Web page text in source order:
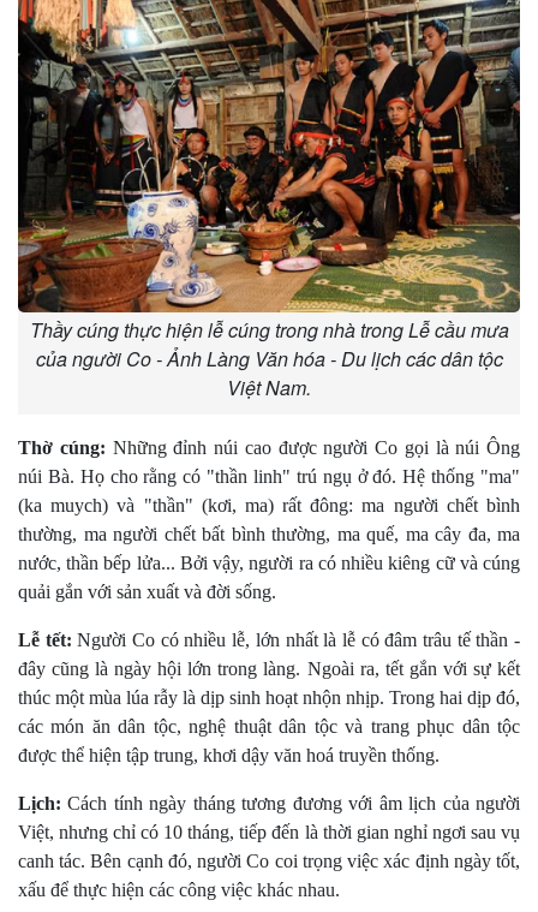
Thầy cúng thực hiện lễ cúng trong nhà trong Lễ cầu mưa
của người Co - Ảnh Làng Văn hóa - Du lịch các dân tộc
Việt Nam.
Thờ cúng: Những đỉnh núi cao được người Co gọi là núi Ông
núi Bà. Họ cho rằng có "thần linh" trú ngụ ở đó. Hệ thống "ma"
(ka muych) và "thần" (kơi, ma) rất đông: ma người chết bình
thường, ma người chết bất bình thường, ma quế, ma cây đa, ma
nước, thần bếp lửa... Bởi vậy, người ra có nhiều kiêng cữ và cúng
quải gắn với sản xuất và đời sống.
Lễ tết:Người Co có nhiều lễ, lớn nhất là lễ có đâm trâu tế thần -
đây cũng là ngày hội lớn trong làng. Ngoài ra, tết gắn với sự kết
thúc một mùa lúa rẫy là dịp sinh hoạt nhộn nhịp. Trong hai dịp đó,
các món ăn dân tộc, nghệ thuật dân tộc và trang phục dân tộc
được thể hiện tập trung, khơi dậy văn hoá truyền thống.
Lịch:Cách tính ngày tháng tương đương với âm lịch của người
Việt, nhưng chỉ có 10 tháng, tiếp đến là thời gian nghỉ ngơi sau vụ
canh tác. Bên cạnh đó, người Co coi trọng việc xác định ngày tốt,
xấu để thực hiện các công việc khác nhau.